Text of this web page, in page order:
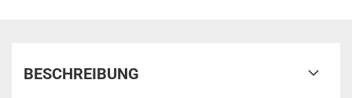
BESCHREIBUNG